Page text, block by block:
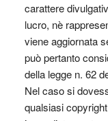
carattere
lucro, nè
viene aggiornata
può pertanto
della legge n. 62
Nel caso si
qualsiasi